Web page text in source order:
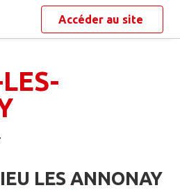
Accéder au site
LES ANNONAY